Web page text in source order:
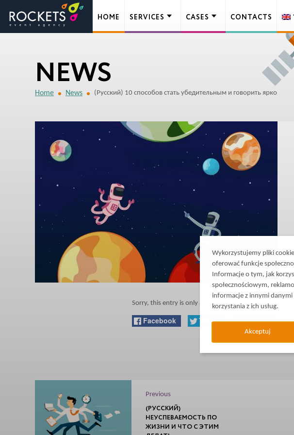
NEWS
Home News (Русский) 10 способов стать убедительным и говорить ярко
Sorry, this entry is only available inRussian.
Facebook Twitter Google+
Previous
(РУССКИЙ)
НЕУСПЕВАЕМОСТЬ ПО
ЖИЗНИ И ЧТО С ЭТИМ
HOME SERVICES CASES CONTACTS
Wykorzystujemy pliki
oferować funkcje
Informacje o tym, jak
społecznościowym,
informacje z innymi
korzystania z ich usług.
Akceptuj